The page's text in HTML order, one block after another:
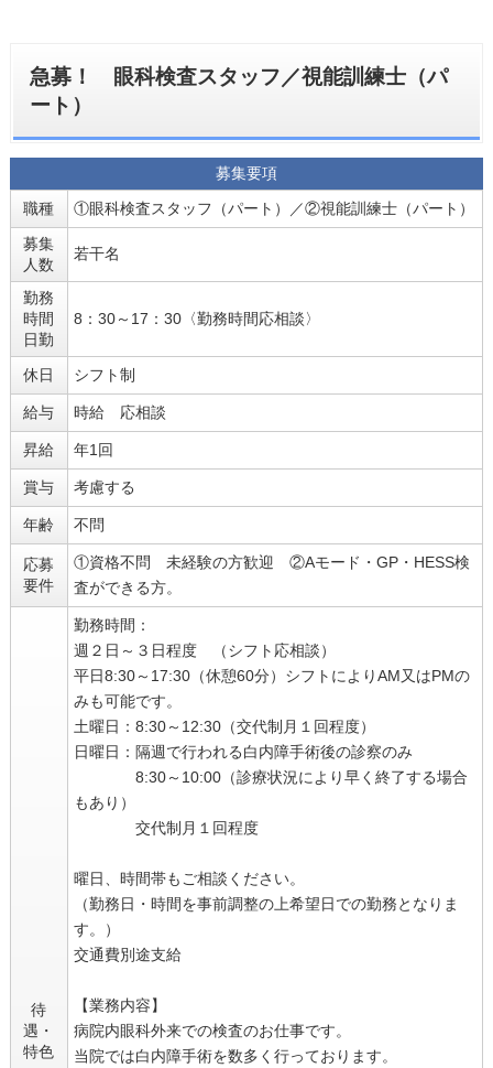
急募！ 眼科検査スタッフ／視能訓練士（パ
ート）
募集要項
職種
①眼科検査スタッフ（パート）／②視能訓練士（パート）
募集
人数
若干名
勤務
時間
日勤
8：30～17：30〈勤務時間応相談〉
休日 シフト制
給与 時給 応相談
昇給 年1回
賞与 考慮する
年齢 不問
応募
要件
①資格不問 未経験の方歓迎 ②Aモード・GP・HESS検
査ができる方。
待
遇・
特色
勤務時間：
週２日～３日程度 （シフト応相談）
平日8:30～17:30（休憩60分）シフトによりAM又はPMの
みも可能です。
土曜日：8:30～12:30（交代制月１回程度）
日曜日：隔週で行われる白内障手術後の診察のみ
8:30～10:00（診療状況により早く終了する場合
もあり）
交代制月１回程度
曜日、時間帯もご相談ください。
（勤務日・時間を事前調整の上希望日での勤務となりま
す。）
交通費別途支給
【業務内容】
病院内眼科外来での検査のお仕事です。
当院では白内障手術を数多く行っております。